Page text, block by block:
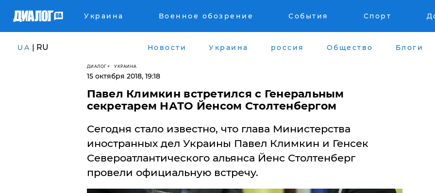
Украина Военное обозрение События Спорт
UA | RU Новости Украина россия Общество Блоги
ДИАЛОГ УКРАИНА
15 октября 2018, 19:18
Павел Климкин встретился с Генеральным
секретарем НАТО Йенсом Столтенбергом
Сегодня стало известно, что глава Министерства
иностранных дел Украины Павел Климкин и Генсек
Североатлантического альянса Йенс Столтенберг
провели официальную встречу.